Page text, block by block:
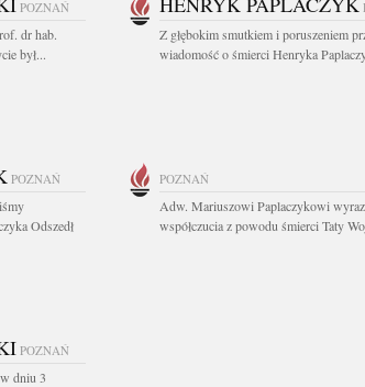
POZNAŃ
dr hab.
był...
Z głębokim smutkiem i poruszeniem
wiadomość o śmierci Henryka
POZNAŃ
Odszedł
POZNAŃ
Adw. Mariuszowi Paplaczykowi
współczucia z powodu śmierci Taty
POZNAŃ
dniu 3